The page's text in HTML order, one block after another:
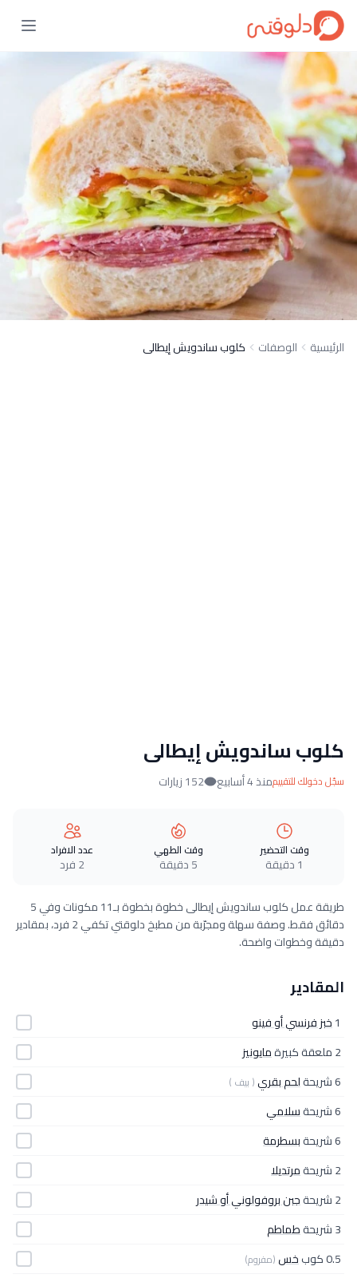
الرئيسية الوصفات كلوب ساندويش إيطالى
كلوب ساندويش إيطالى
سجّل دخولك للتقييممنذ 4 أسابيع 152 زيارات
وقت التحضير
1 دقيقة
وقت الطهي
5 دقيقة
عدد الافراد
2 فرد
طريقة عمل كلوب ساندويش إيطالى خطوة بخطوة بـ11 مكونات وفي 5
دقائق فقط. وصفة سهلة ومجرّبة من مطبخ دلوقتي تكفي 2 فرد، بمقادير
دقيقة وخطوات واضحة.
المقادير
1خبز فرنسي أو فينو
2 ملعقة كبيرة
مايونيز
6 شريحة
لحم بقري( بيف )
6 شريحة
سلامي
6 شريحة
بسطرمة
2 شريحة
مرتديلا
2 شريحة
جبن بروفولوني أو شيدر
3 شريحة
طماطم
0.5 كوب
خس(مفروم)